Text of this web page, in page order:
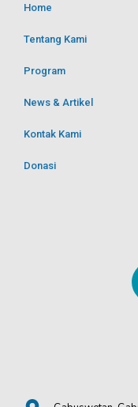
Home
Tentang Kami
Program
News & Artikel
Kontak Kami
Donasi